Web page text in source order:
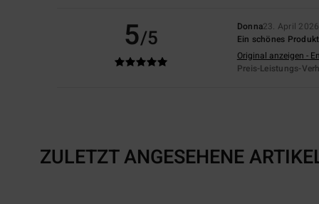
5/5 Donna23. April 2026
Ein schönes
Original anzeigen -
Preis-Leistungs-
ZULETZT ANGESEHENE